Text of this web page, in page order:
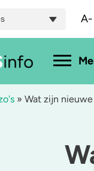
A-
alle drugs
» Wat zijn